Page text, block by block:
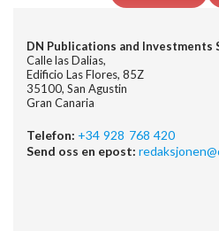
DN Publications and Investments
Calle las Dalias,
Edificio Las Flores, 85Z
35100, San Agustin
Gran Canaria
Telefon: +34 928 768 420
Send oss en epost: